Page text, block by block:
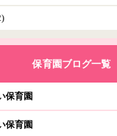
保育園ブログ一覧
保育園
保育園